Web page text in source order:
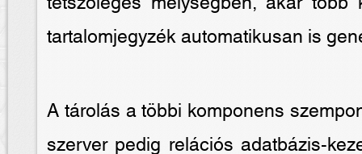
tartalomjegyzék automatikusan is
A tárolás a többi komponens
szerver pedig relációs adatbázis-